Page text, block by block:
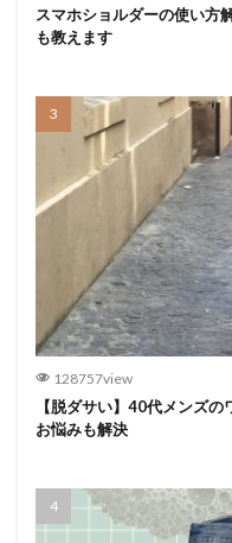
スマホショルダーの使い方
も教えます
128757view
【脱ダサい】40代メンズ
お悩みも解決